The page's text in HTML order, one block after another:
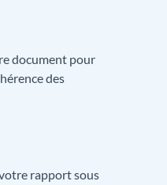
document pour
des
rapport sous